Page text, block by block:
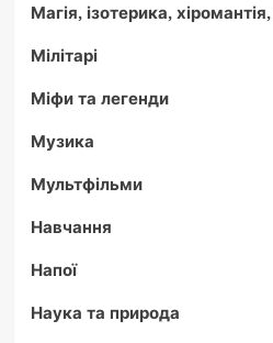
Магія, ізотерика,
Мілітарі
Міфи та легенди
Музика
Мультфільми
Навчання
Напої
Наука та природа